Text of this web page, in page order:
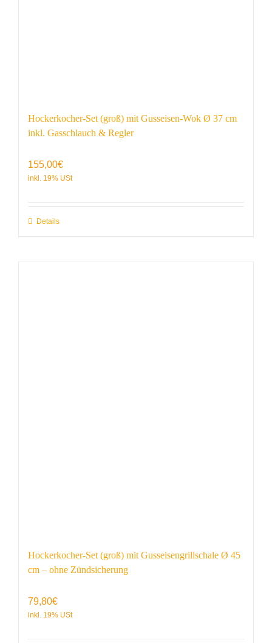
Hockerkocher-Set (groß) mit Gusseisen-Wok Ø 37 cm
inkl. Gasschlauch & Regler
155,00€
Details
Hockerkocher-Set (groß) mit Gusseisengrillschale Ø 45
cm – ohne Zündsicherung
79,80€